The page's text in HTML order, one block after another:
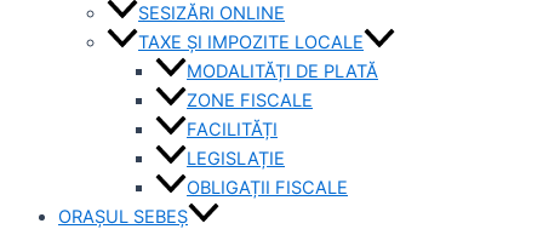
SESIZĂRI ONLINE
TAXE ȘI IMPOZITE LOCALE
MODALITĂȚI DE PLATĂ
ZONE FISCALE
FACILITĂȚI
LEGISLAȚIE
OBLIGAȚII FISCALE
ORAȘUL SEBEȘ